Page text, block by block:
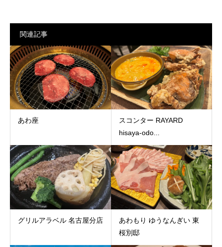
関連記事
あわ座
スコンター RAYARD
hisaya-odo...
グリルアラベル 名古屋分店
あわもり ゆうなんぎい 東
桜別邸